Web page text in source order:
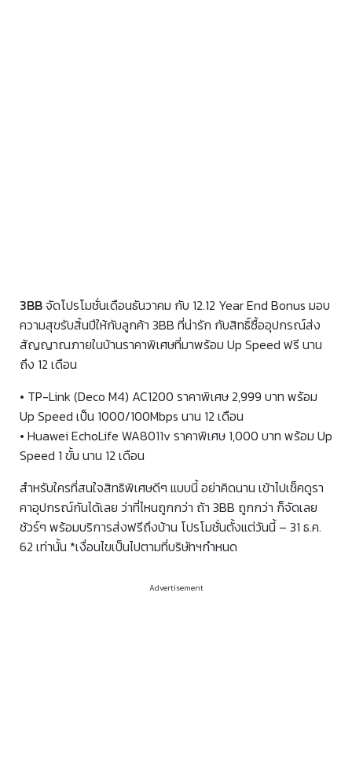
3BBจัดโปรโมชั่นเดือนธันวาคม กับ 12.12 Year End Bonus มอบ
ความสุขรับสิ้นปีให้กับลูกค้า 3BB ที่น่ารัก กับสิทธิ์ซื้ออุปกรณ์ส่ง
สัญญาณภายในบ้านราคาพิเศษที่มาพร้อม Up Speed ฟรี นาน
ถึง 12 เดือน
• TP-Link (Deco M4) AC1200 ราคาพิเศษ 2,999 บาท พร้อม
Up Speed เป็น 1000/100Mbps นาน 12 เดือน
• Huawei EchoLife WA8011v ราคาพิเศษ 1,000 บาท พร้อม Up
Speed 1 ขั้น นาน 12 เดือน
สำหรับใครที่สนใจสิทธิพิเศษดีๆ แบบนี้ อย่าคิดนาน เข้าไปเช็คดูรา
คาอุปกรณ์กันได้เลย ว่าที่ไหนถูกกว่า ถ้า 3BB ถูกกว่า ก็จัดเลย
ชัวร์ๆ พร้อมบริการส่งฟรีถึงบ้าน โปรโมชั่นตั้งแต่วันนี้ – 31 ธ.ค.
62 เท่านั้น *เงื่อนไขเป็นไปตามที่บริษัทฯกำหนด
Advertisement